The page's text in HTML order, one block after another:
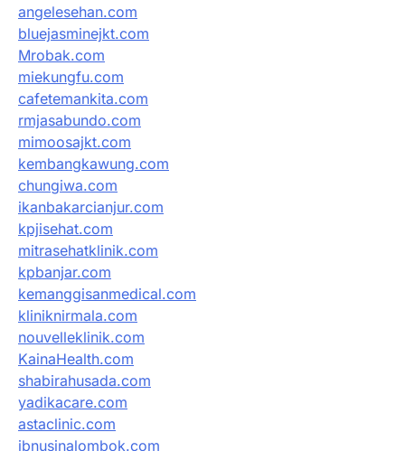
angelesehan.com
bluejasminejkt.com
Mrobak.com
miekungfu.com
cafetemankita.com
rmjasabundo.com
mimoosajkt.com
kembangkawung.com
chungiwa.com
ikanbakarcianjur.com
kpjisehat.com
mitrasehatklinik.com
kpbanjar.com
kemanggisanmedical.com
kliniknirmala.com
nouvelleklinik.com
KainaHealth.com
shabirahusada.com
yadikacare.com
astaclinic.com
ibnusinalombok.com